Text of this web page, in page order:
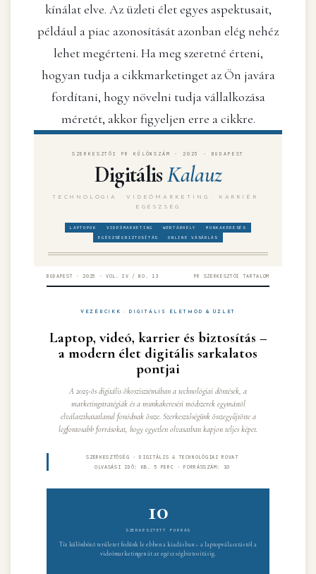
kínálat elve. Az üzleti élet egyes aspektusait,
például a piac azonosítását azonban elég nehéz
lehet megérteni. Ha meg szeretné érteni,
hogyan tudja a cikkmarketinget az Ön javára
fordítani, hogy növelni tudja vállalkozása
méretét, akkor figyeljen erre a cikkre.
SZERKESZTŐI PR KÜLÖNSZÁM · 2025 · BUDAPEST
DigitálisKalauz
TECHNOLÓGIA · VIDEÓMARKETING · KARRIÉR ·
EGÉSZSÉG
LAPTOPOK VIDEÓMARKETING WEBTÁRHELY
MUNKAKERESÉS
EGÉSZSÉGBIZTOSÍTÁS
ONLINE VÁSÁRLÁS
BUDAPEST · 2025 · VOL. IV / NO. 13 PR SZERKESZTŐI TARTALOM
VEZÉRCIKK · DIGITÁLIS ÉLETMÓD & ÜZLET
Laptop, videó, karrier és biztosítás –
a modern élet digitális sarkalatos
pontjai
A 2025-ös digitális ökoszisztémában a technológiai döntések, a
marketingstratégiák és a munkakeresési módszerek egymástól
elválaszthatatlanul fonódnak össze. Szerkesztőségünk összegyűjtötte a
legfontosabb forrásokat, hogy egyetlen olvasatban kapjon teljes képet.
SZERKESZTŐSÉG · DIGITÁLIS & TECHNOLÓGIAI ROVAT
OLVASÁSI IDŐ: KB. 5 PERC · FORRÁSSZÁM: 10
10
SZERKESZTETT FORRÁS
Tíz különböző területet fedünk le ebben a kiadásban – a laptopválasztástól a
videómarketingen át az egészségbiztosításig.